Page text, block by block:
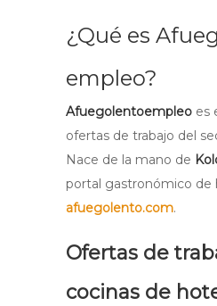
¿Qué es
empleo?
Afuegolentoempleo es
ofertas de trabajo del
Nace de la mano de
portal gastronómico de
afuegolento.com.
Ofertas de
cocinas de